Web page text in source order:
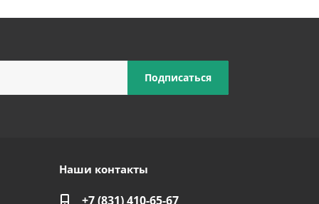
Наши контакты
+7 (831) 410-65-67